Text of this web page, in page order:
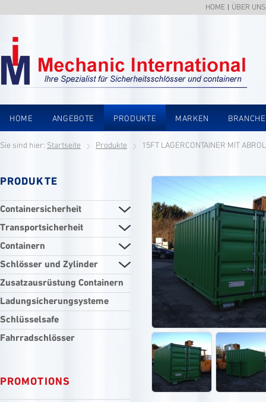
HOME ÜBER UNS
HOME ANGEBOTE PRODUKTE MARKEN
Sie sind hier: Startseite Produkte 15FT LAGERCONTAINER MIT
PRODUKTE
Containersicherheit
Transportsicherheit
Containern
Schlösser und Zylinder
Zusatzausrüstung Containern
Ladungsicherungsysteme
Schlüsselsafe
Fahrradschlösser
PROMOTIONS